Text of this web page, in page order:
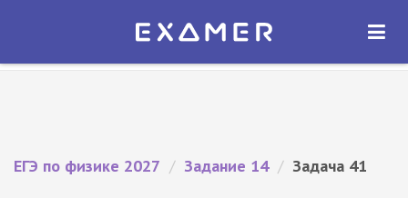
Экзамер — ЕГЭ 2027
ОТКРЫТЬ
ЕГЭ по физике 2027 / Задание 14 / Задача 41